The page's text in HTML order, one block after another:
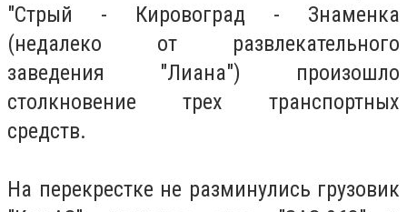
"Стрый - Кировоград - Знаменка
(недалеко от развлекательного
заведения "Лиана") произошло
столкновение трех транспортных
средств.
На перекрестке не разминулись грузовик